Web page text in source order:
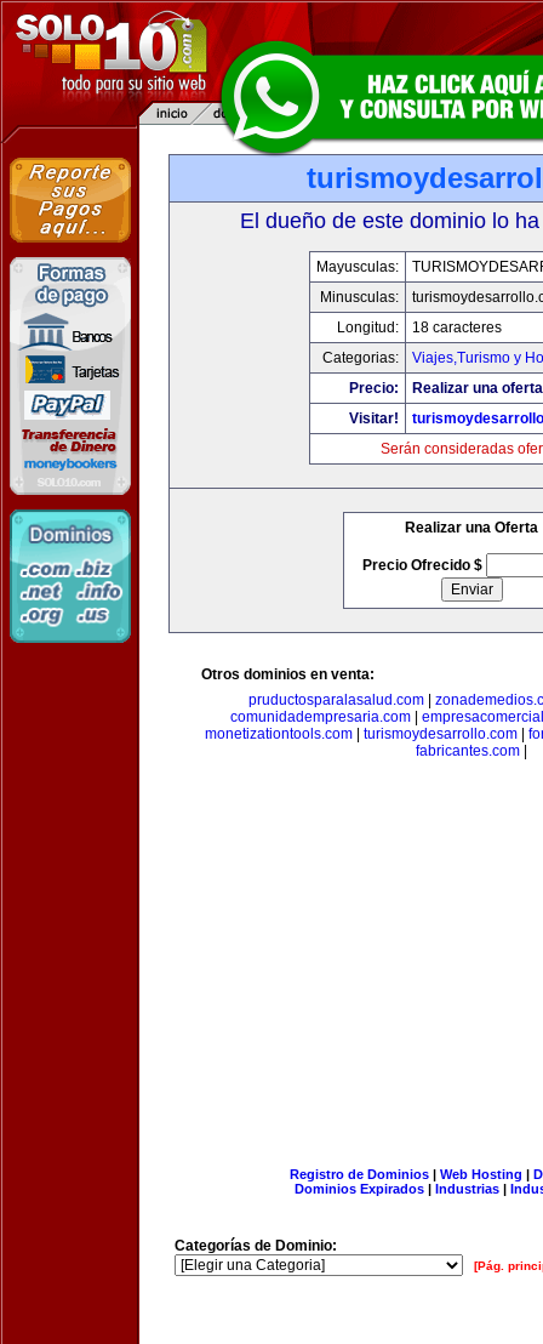
El dueño de este dominio lo
Mayusculas:
Minusculas:
Longitud:
18 caracteres
Categorias:
Viajes,Turismo y
Precio:
Realizar una
Visitar!
Serán consideradas
Realizar una Oferta
Precio Ofrecido $
Otros dominios en venta:
pruductosparalasalud.com|
comunidadempresaria.com
monetizationtools.com| turismoydesarrollo.com|
fabricantes.com
Registro de Dominios| Web Hosting |
Dominios Expirados | Industrias |
Categorías de Dominio:
[Pág.